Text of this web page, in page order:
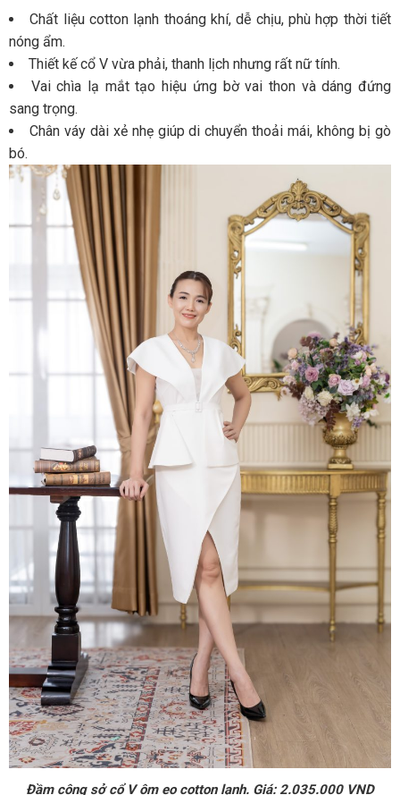
Chất liệu cotton lạnh thoáng khí, dễ chịu, phù hợp thời tiết
nóng ẩm.
Thiết kế cổ V vừa phải, thanh lịch nhưng rất nữ tính.
Vai chìa lạ mắt tạo hiệu ứng bờ vai thon và dáng đứng
sang trọng.
Chân váy dài xẻ nhẹ giúp di chuyển thoải mái, không bị gò
bó.
Đầm công sở cổ V ôm eo cotton lạnh. Giá: 2.035.000 VND